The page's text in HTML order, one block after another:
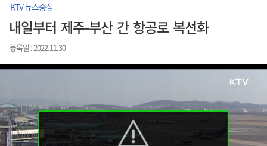
KTV 뉴스중심
내일부터 제주-부산 간 항공로 복선화
등록일 : 2022.11.30